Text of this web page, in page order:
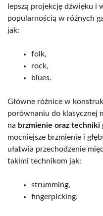
lepszą projekcję dźwięku i
popularnością w różnych
jak:
folk,
rock,
blues.
Główne różnice w
porównaniu do klasycznej
na brzmienie oraz techniki
mocniejsze brzmienie i
ułatwia przechodzenie
takimi technikom jak:
strumming,
fingerpicking.